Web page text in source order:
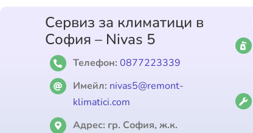
Сервиз за климатици в
София – Nivas 5
Телефон: 0877223339
Имейл: nivas5@remont-
klimatici.com
Адрес: гр. София, ж.к.